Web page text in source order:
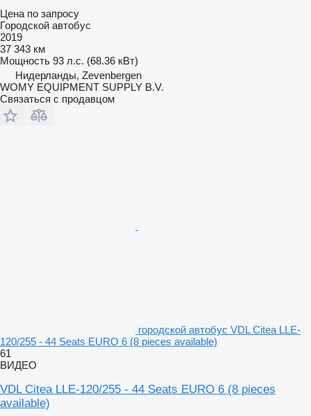
Цена по запросу
Городской автобус
2019
37 343 км
Мощность 93 л.с. (68.36 кВт)
Нидерланды, Zevenbergen
WOMY EQUIPMENT SUPPLY B.V.
Связаться с продавцом
городской автобус VDL Citea LLE-
120/255 - 44 Seats EURO 6 (8 pieces available)
61
ВИДЕО
VDL Citea LLE-120/255 - 44 Seats EURO 6 (8 pieces
available)